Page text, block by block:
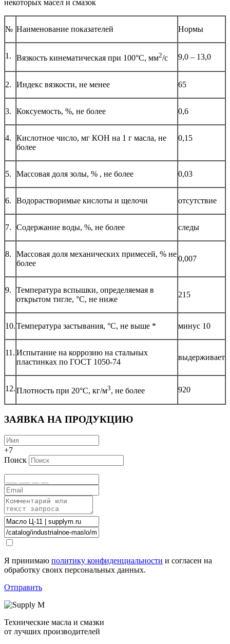
некоторых масел и смазок
№ Наименование показателей Нормы
1. Вязкость кинематическая при 100°С, мм2/с 9,0 – 13,0
2. Индекс вязкости, не менее 65
3. Коксуемость, %, не более 0,6
4.
Кислотное число, мг КОН на 1 г масла, не
более
0,15
5. Массовая доля золы, % , не более 0,03
6. Водорастворимые кислоты и щелочи отсутствие
7. Содержание воды, %, не более следы
8.
Массовая доля механических примесей, % не
более
0,007
9.
Температура вспышки, определяемая в
открытом тигле, °С, не ниже
215
10.Температура застывания, °С, не выше * минус 10
11. Испытание на коррозию на стальных
пластинках по ГОСТ 1050-74
выдерживает
12.Плотность при 20°С, кг/м3, не более 920
ЗАЯВКА НА ПРОДУКЦИЮ
+7
Поиск
Я принимаю политику конфиденциальности и согласен на
обработку своих персональных данных.
Отправить
Технические масла и смазки
от лучших производителей